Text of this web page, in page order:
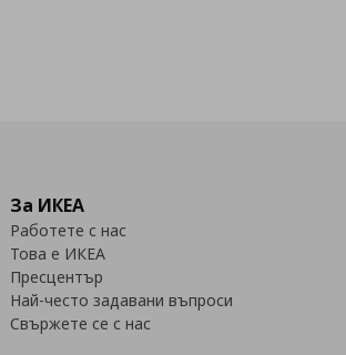
За ИКЕА
Работете с нас
Това е ИКЕА
Пресцентър
Най-често задавани въпроси
Свържете се с нас